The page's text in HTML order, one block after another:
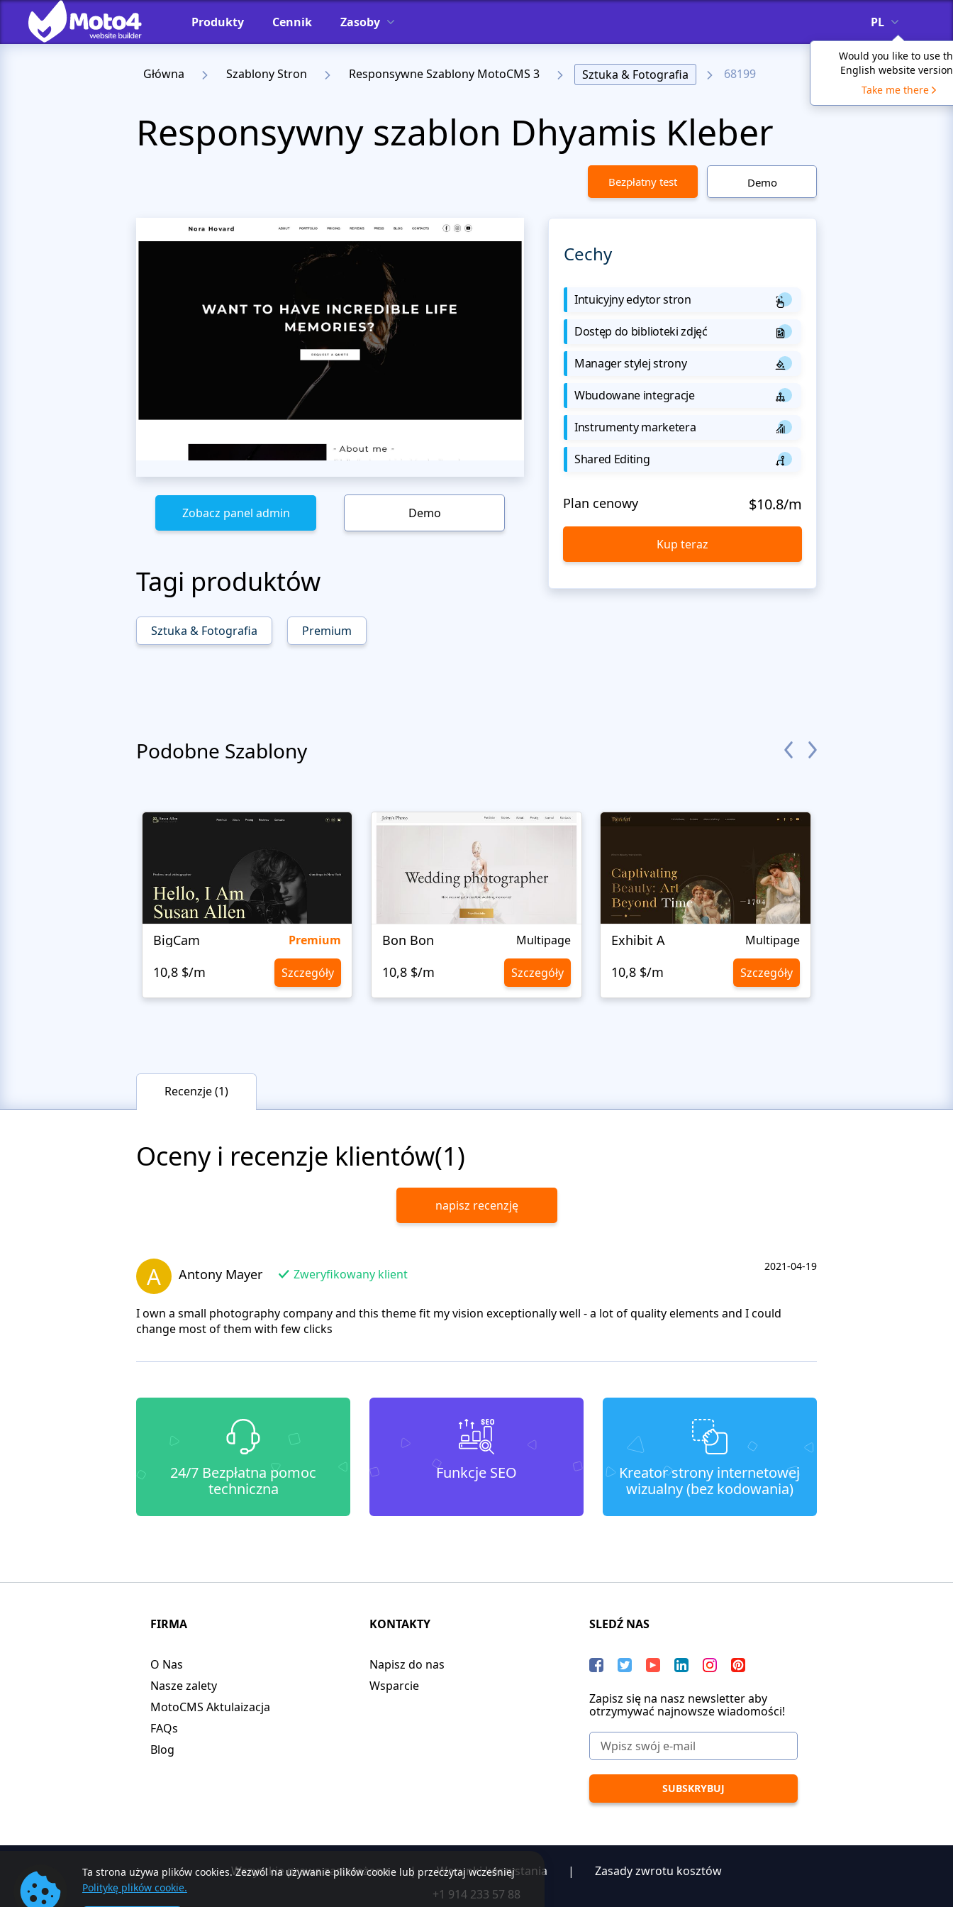
Produkty Cennik Zasoby PL
Would you like to use
English website
Take me there
Główna Szablony Stron Responsywne Szablony MotoCMS 3 Sztuka & Fotografia 68199
Responsywny szablon Dhyamis Kleber
Bezpłatny test Demo
Zobacz panel admin Demo
Tagi produktów
Sztuka & Fotografia Premium
Cechy
Intuicyjny edytor stron
Dostęp do biblioteki zdjęć
Manager stylej strony
Wbudowane integracje
Instrumenty marketera
Shared Editing
Plan cenowy $10.8/m
Kup teraz
Podobne Szablony
BigCam Premium
10,8 $/m Szczegóły
Bon Bon Multipage
10,8 $/m Szczegóły
Exhibit A Multipage
10,8 $/m Szczegóły
Recenzje (1)
Oceny i recenzje klientów(1)
napisz recenzję
A Antony Mayer Zweryfikowany klient
2021-04-19
I own a small photography company and this theme fit my vision exceptionally well - a lot of quality elements and I could
change most of them with few clicks
24/7 Bezpłatna pomoc
techniczna
Funkcje SEO
Kreator strony internetowej
wizualny (bez kodowania)
Ta strona używa plików cookies. Zezwól na używanie plików cookie lub przeczytaj wcześniej
Politykę plików cookie.
FIRMA
O Nas
Nasze zalety
MotoCMS Aktulaizacja
FAQs
Blog
KONTAKTY
Napisz do nas
Wsparcie
SLEDŹ NAS
Zapisz się na nasz newsletter aby
otrzymywać najnowsze wiadomości!
Wszystkie prawa zastrzeżone | Warunki korzystania |
Zasady zwrotu kosztów
+1 914 233 57 88